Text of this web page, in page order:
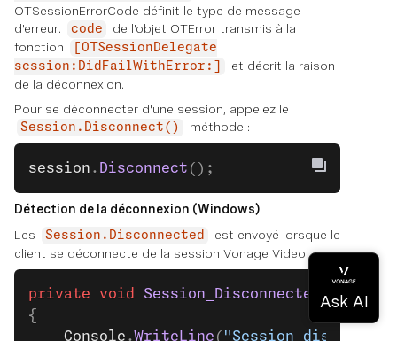
OTSessionErrorCode définit le type de message
d'erreur.
code
de l'objet OTError transmis à la
fonction
[OTSessionDelegate
session:DidFailWithError:]
et décrit la raison
de la déconnexion.
Pour se déconnecter d'une session, appelez le
Session.Disconnect() méthode :
session . Disconnect ();
Détection de la déconnexion (Windows)
Les
Session.Disconnected
est envoyé lorsque le
client se déconnecte de la session Vonage Video.
private void Session_Disconnected ( object
{
    Console
.WriteLine ( "Session